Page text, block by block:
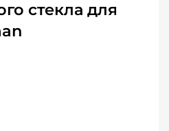
стекла для